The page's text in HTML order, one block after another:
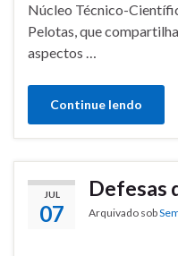
Núcleo Técnico-
Pelotas, que
aspectos …
Continue lendo
JUL
07
Defesas
Arquivado sob